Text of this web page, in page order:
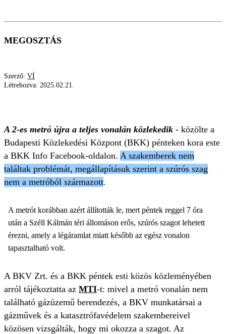
MEGOSZTÁS
Szerző: VÍ
Létrehozva: 2025.02.21.
A 2-es metró újra a teljes vonalán közlekedik - közölte a
Budapesti Közlekedési Központ (BKK) pénteken kora este
a BKK Info Facebook-oldalon. A szakemberek nem
találtak problémát, megállapításuk szerint a szúrós szag
nem a metróból származott.
A metrót korábban azért állították le, mert péntek reggel 7 óra
után a Széll Kálmán téri állomáson erős, szúrós szagot lehetett
érezni, amely a légáramlat miatt később az egész vonalon
tapasztalható volt.
A BKV Zrt. és a BKK péntek esti közös közleményében
arról tájékoztatta az MTI-t: mivel a metró vonalán nem
található gázüzemű berendezés, a BKV munkatársai a
gázművek és a katasztrófavédelem szakembereivel
közösen vizsgálták, hogy mi okozza a szagot. Az